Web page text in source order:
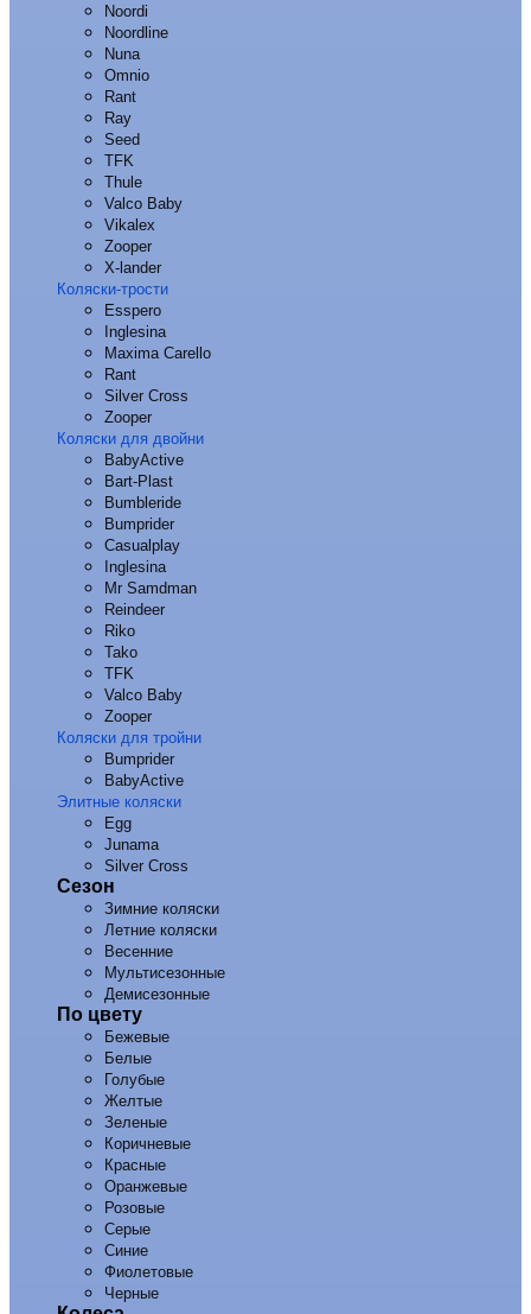
Noordi
Noordline
Nuna
Omnio
Rant
Ray
Seed
TFK
Thule
Valco Baby
Vikalex
Zooper
X-lander
Коляски-трости
Esspero
Inglesina
Maxima Carello
Rant
Silver Cross
Zooper
Коляски для двойни
BabyActive
Bart-Plast
Bumbleride
Bumprider
Casualplay
Inglesina
Mr Samdman
Reindeer
Riko
Tako
TFK
Valco Baby
Zooper
Коляски для тройни
Bumprider
BabyActive
Элитные коляски
Egg
Junama
Silver Cross
Сезон
Зимние коляски
Летние коляски
Весенние
Мультисезонные
Демисезонные
По цвету
Бежевые
Белые
Голубые
Желтые
Зеленые
Коричневые
Красные
Оранжевые
Розовые
Серые
Синие
Фиолетовые
Черные